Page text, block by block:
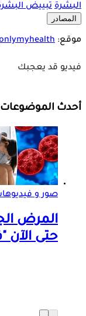
البشرة تبييض
المصادر
موقع:
فيديو قد يعجبك
أحدث الموضوعات
صور و
المرض
حتى الآن